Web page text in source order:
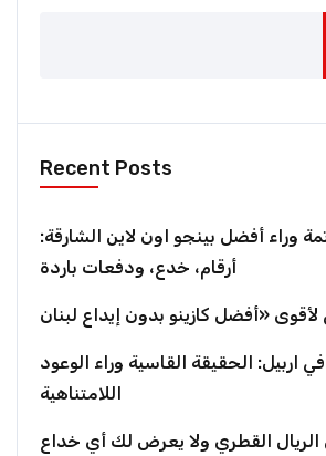
Recent Posts
وراء أفضل بينجو اون لاين الشارقة:
أرقام، خدع، ودفعات باردة
في اربيل: الحقيقة القاسية وراء الوعود
اللامتناهية
الريال القطري ولا يعرض لك أي خداع